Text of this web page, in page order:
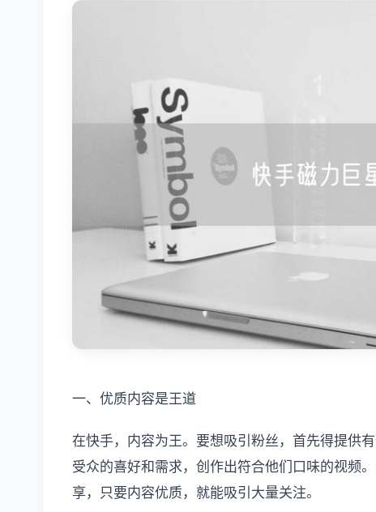
一、优质内容是王道
在快手，内容为王。要想吸引粉丝，首先得提供
受众的喜好和需求，创作出符合他们口味的视频
享，只要内容优质，就能吸引大量关注。